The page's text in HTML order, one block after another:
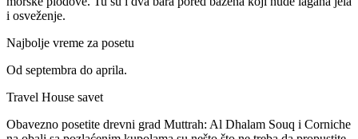
i osveženje.
Najbolje vreme za posetu
Od septembra do aprila.
Travel House savet
Obavezno posetite drevni grad Muttrah: Al Dhalam Souq i Corniche